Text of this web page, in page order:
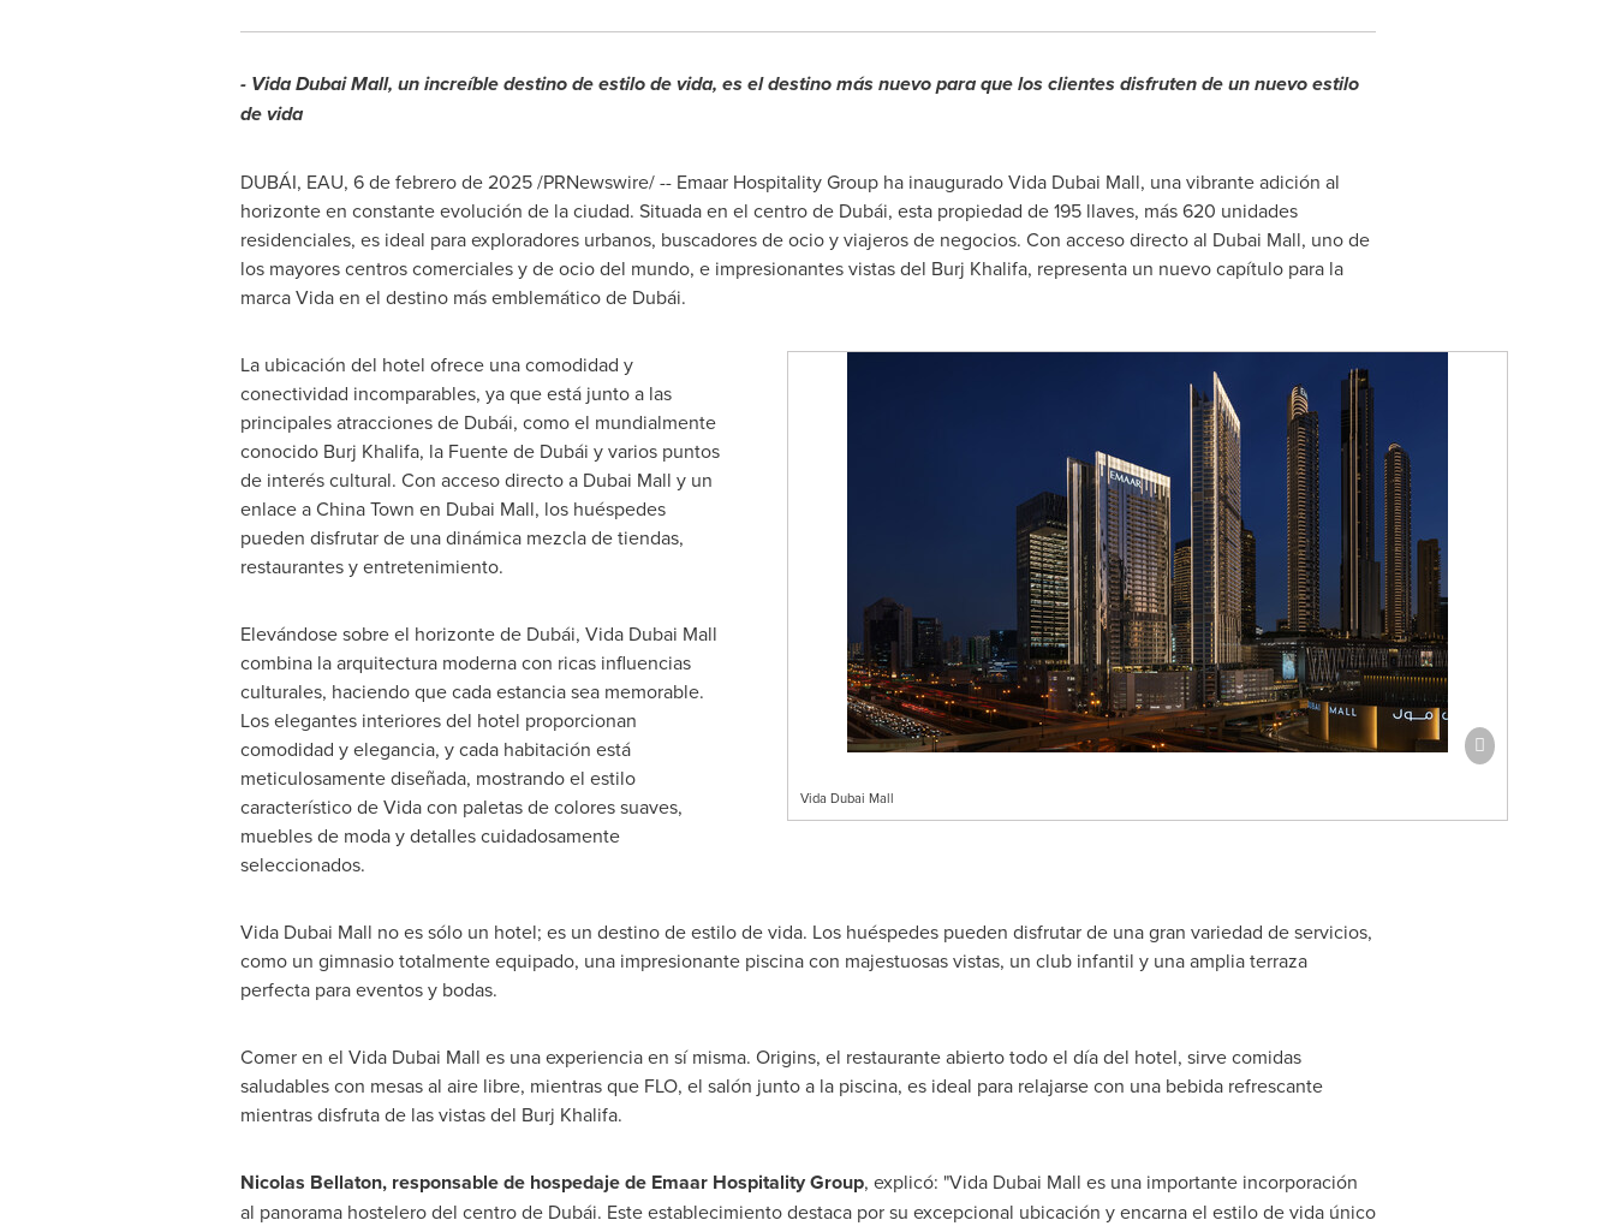
- Vida Dubai Mall, un increíble destino de estilo de vida, es el destino más nuevo para que los clientes disfruten de un nuevo estilo
de vida
DUBÁI, EAU, 6 de febrero de 2025/PRNewswire/ -- Emaar Hospitality Group ha inaugurado Vida Dubai Mall, una vibrante adición al
horizonte en constante evolución de la ciudad. Situada en el centro de Dubái, esta propiedad de 195 llaves, más 620 unidades
residenciales, es ideal para exploradores urbanos, buscadores de ocio y viajeros de negocios. Con acceso directo al Dubai Mall, uno de
los mayores centros comerciales y de ocio del mundo, e impresionantes vistas del Burj Khalifa, representa un nuevo capítulo para la
marca Vida en el destino más emblemático de Dubái.
Vida Dubai Mall
La ubicación del hotel ofrece una comodidad y
conectividad incomparables, ya que está junto a las
principales atracciones de Dubái, como el mundialmente
conocido Burj Khalifa, la Fuente de Dubái y varios puntos
de interés cultural. Con acceso directo a Dubai Mall y un
enlace a China Town en Dubai Mall, los huéspedes
pueden disfrutar de una dinámica mezcla de tiendas,
restaurantes y entretenimiento.
Elevándose sobre el horizonte de Dubái, Vida Dubai Mall
combina la arquitectura moderna con ricas influencias
culturales, haciendo que cada estancia sea memorable.
Los elegantes interiores del hotel proporcionan
comodidad y elegancia, y cada habitación está
meticulosamente diseñada, mostrando el estilo
característico de Vida con paletas de colores suaves,
muebles de moda y detalles cuidadosamente
seleccionados.
Vida Dubai Mall no es sólo un hotel; es un destino de estilo de vida. Los huéspedes pueden disfrutar de una gran variedad de servicios,
como un gimnasio totalmente equipado, una impresionante piscina con majestuosas vistas, un club infantil y una amplia terraza
perfecta para eventos y bodas.
Comer en el Vida Dubai Mall es una experiencia en sí misma. Origins, el restaurante abierto todo el día del hotel, sirve comidas
saludables con mesas al aire libre, mientras que FLO, el salón junto a la piscina, es ideal para relajarse con una bebida refrescante
mientras disfruta de las vistas del Burj Khalifa.
Nicolas Bellaton, responsable de hospedaje de Emaar Hospitality Group, explicó: "Vida Dubai Mall es una importante incorporación
al panorama hostelero del centro de Dubái. Este establecimiento destaca por su excepcional ubicación y encarna el estilo de vida único